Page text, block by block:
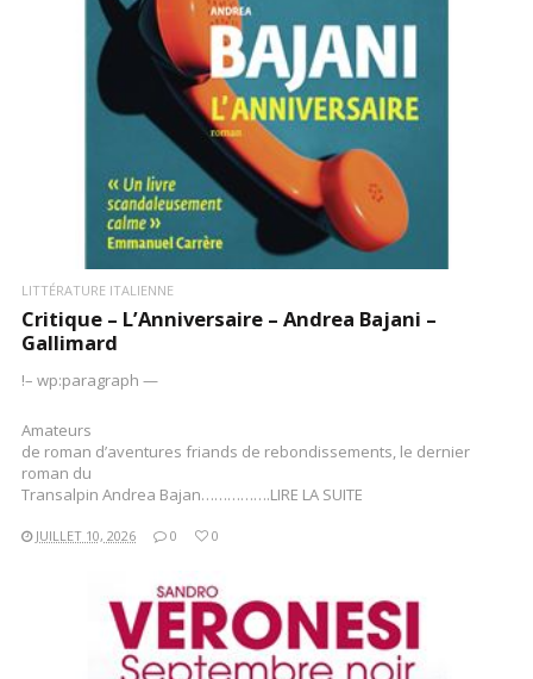
LIRE LA SUITE
LITTÉRATURE ITALIENNE
Critique – L’Anniversaire – Andrea Bajani –
Gallimard
!– wp:paragraph —
Amateurs
de roman d’aventures friands de rebondissements, le dernier
roman du
Transalpin Andrea Bajan…………….LIRE LA SUITE
JUILLET 10, 2026 0 0